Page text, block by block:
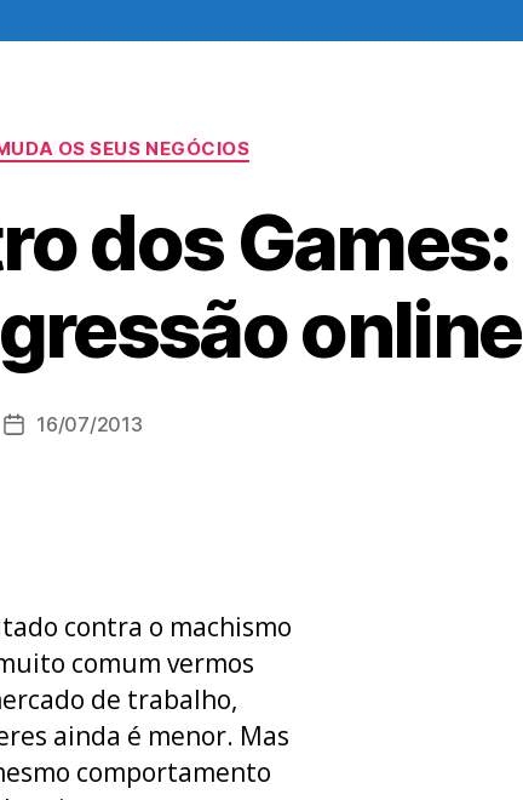
OS SEUS NEGÓCIOS
dos Games:
online
Data16/07/2013
contra o machismo
comum vermos
de trabalho,
ainda é menor. Mas
comportamento